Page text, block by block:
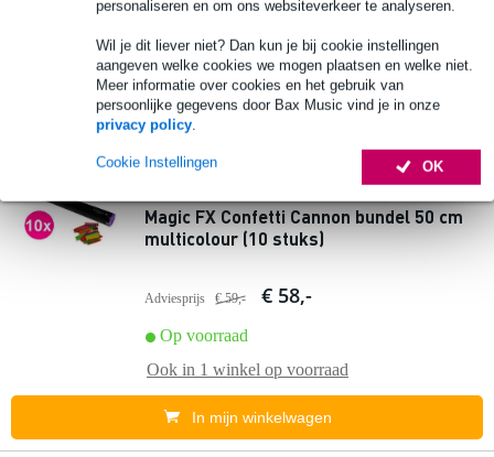
personaliseren en om ons websiteverkeer te analyseren.
Wil je dit liever niet? Dan kun je bij cookie instellingen
aangeven welke cookies we mogen plaatsen en welke niet.
Meer informatie over cookies en het gebruik van
persoonlijke gegevens door Bax Music vind je in onze
privacy policy.
OK
Cookie Instellingen
Ook in1 winkel op voorraad
In mijn winkelwagen
Magic FX Confetti Cannon bundel 50 cm
multicolour (10 stuks)
Adviesprijs € 59,- € 58,-
Op voorraad
Ook in 1 winkel op voorraad
In mijn winkelwagen